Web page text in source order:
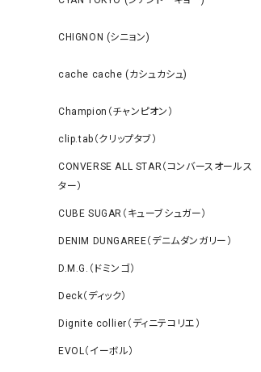
CHIGNON (シニョン)
cache cache (カシュカシュ)
Champion（チャンピオン）
clip.tab（クリップタブ）
CONVERSE ALL STAR（コンバースオールス
ター）
CUBE SUGAR（キューブシュガー）
DENIM DUNGAREE（デニムダンガリー）
D.M.G.（ドミンゴ）
Deck（ディック）
Dignite collier（ディニテコリエ）
EVOL（イーボル）